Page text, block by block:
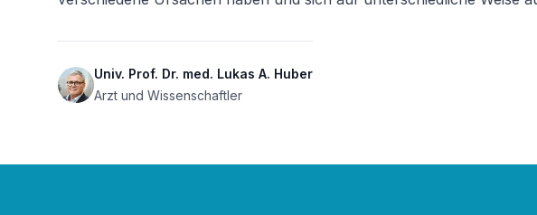
Univ. Prof. Dr. med. Lukas A. Huber
Arzt und Wissenschaftler